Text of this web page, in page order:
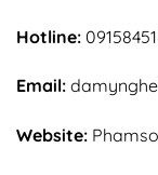
Hotline:
Email:
Website: